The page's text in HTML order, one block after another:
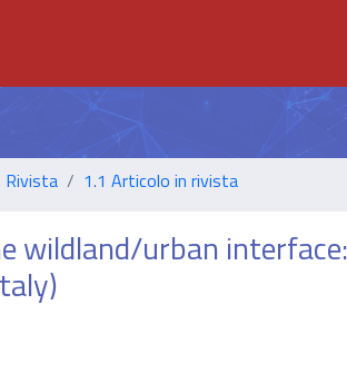
Rivista 1.1 Articolo in rivista
wildland/urban